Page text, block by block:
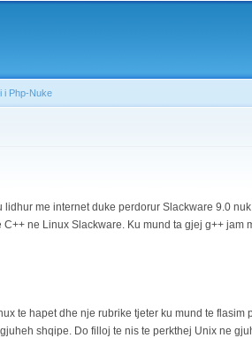
i Php-Nuke
me internet duke perdorur Slackware 9.0
ne Linux Slackware. Ku mund ta gjej g++ jam
te hapet dhe nje rubrike tjeter ku mund te flasim
shqipe. Do filloj te nis te perkthej Unix ne